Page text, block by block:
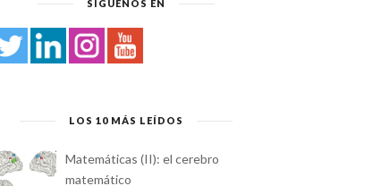
SÍGUENOS EN
LOS 10 MÁS LEÍDOS
Matemáticas (II): el cerebro
matemático